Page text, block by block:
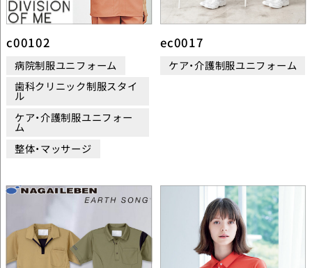
c00102
病院制服ユニフォーム
歯科クリニック制服スタイ
ル
ケア・介護制服ユニフォー
ム
整体・マッサージ
ec0017
ケア・介護制服ユニフォーム